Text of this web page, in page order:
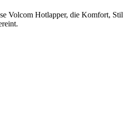
Volcom Hotlapper, die Komfort, Stil